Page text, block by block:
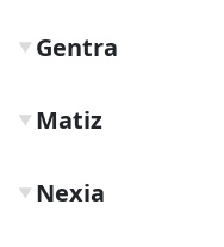
Gentra
▼
Matiz
▼
Nexia
▼